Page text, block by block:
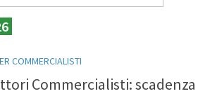
COMMERCIALISTI
Commercialisti: scadenza